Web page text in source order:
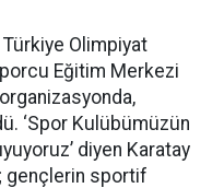
Olimpiyat
Eğitim Merkezi
‘Spor Kulübümüzün
diyen Karatay
gençlerin sportif